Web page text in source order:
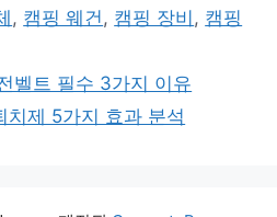
, 캠핑 웨건 , 캠핑 장비 , 캠핑
벨트 필수 3가지 이유
치제 5가지 효과 분석